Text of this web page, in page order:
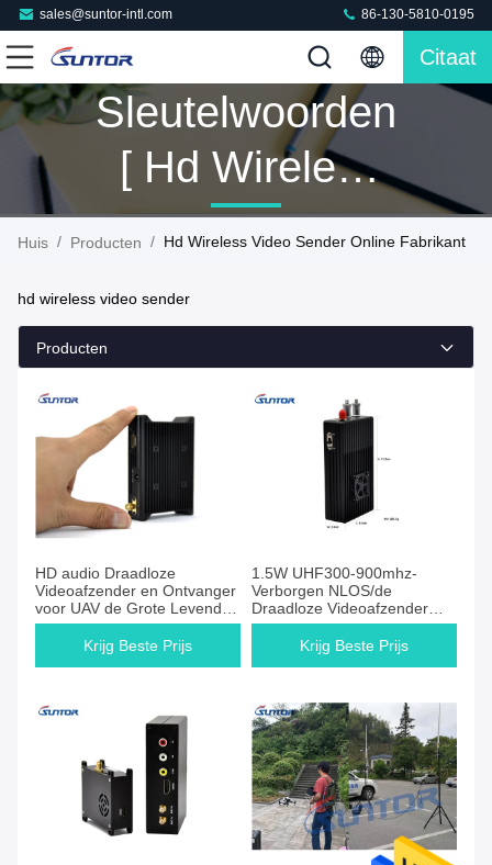
sales@suntor-intl.com 86-130-5810-0195
Citaat
Sleutelwoorden
[ Hd Wireless
Video Sender ]
Producten
Huis / Producten / Hd Wireless Video Sender Online Fabrikant
hd wireless video sender
Producten
HD audio Draadloze
Videoafzender en Ontvanger
voor UAV de Grote Levende
Film die van de
Uitzendingsfilm Antenne
Krijg Beste Prijs
1.5W UHF300-900mhz-
Verborgen NLOS/de
Draadloze Videoafzender
van de Spioncamera
Krijg Beste Prijs